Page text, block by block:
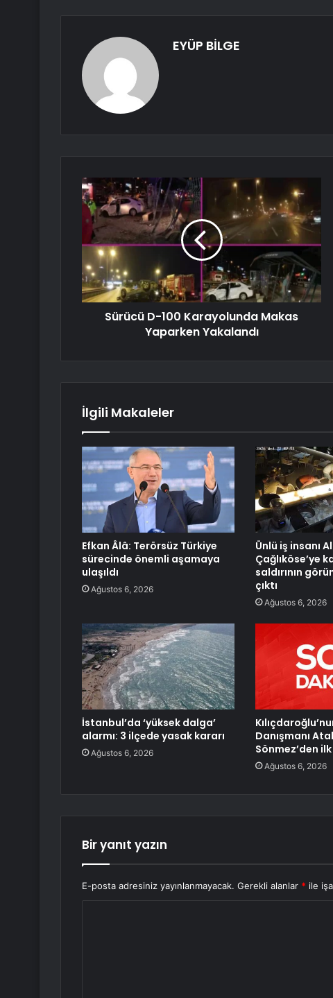
EYÜP BİLGE
Sürücü D-100 Karayolunda Makas
Yaparken Yakalandı
İlgili Makaleler
Efkan Âlâ: Terörsüz Türkiye
sürecinde önemli aşamaya
ulaşıldı
Ağustos 6, 2026
Ünlü iş insanı
Çağlıköse’ye
saldırının
çıktı
Ağustos 6, 2026
İstanbul’da ‘yüksek dalga’
alarmı: 3 ilçede yasak kararı
Ağustos 6, 2026
Danışmanı
Sönmez’den
Ağustos 6, 2026
Bir yanıt yazın
E-posta adresiniz yayınlanmayacak. Gerekli alanlar * ile